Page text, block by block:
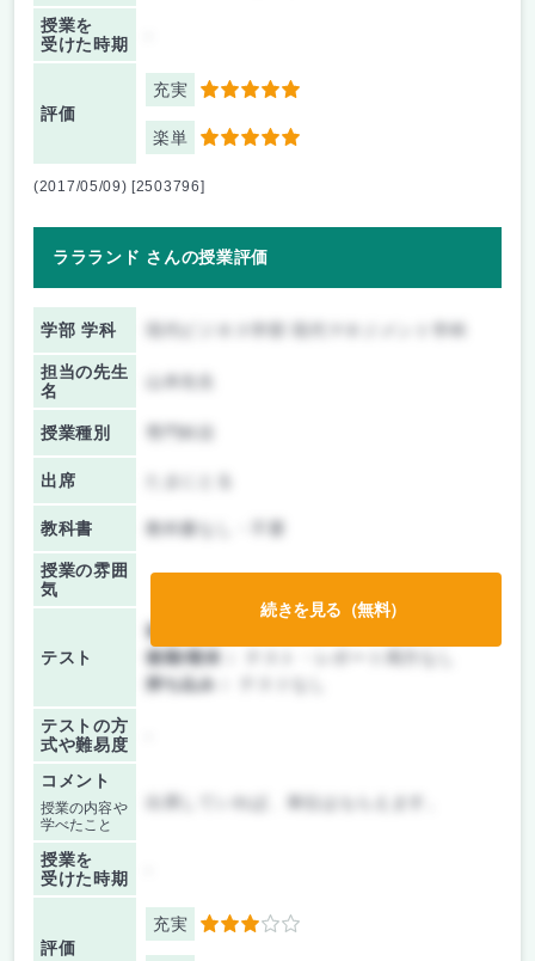
授業を
受けた時期
評価
充実 5
楽単 5
(2017/05/09) [2503796]
ララランド さんの授業評価
学部 学科
担当の先生
名
授業種別
出席
教科書 教科書なし・不要
授業の雰囲
気
テスト
前期/中間：
後期/期末：
持ち込み：
テストの方
式や難易度
コメント
授業の内容や
学べたこと
授業を
受けた時期
評価
充実 3
続きを見る（無料）